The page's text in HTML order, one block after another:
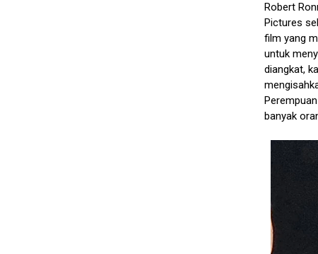
Robert
Pictures
film yang
untuk
diangkat,
banyak